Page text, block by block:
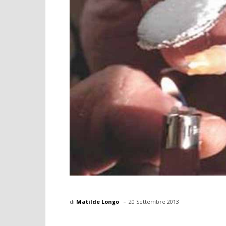
di Matilde Longo - 20 Settembre 2013